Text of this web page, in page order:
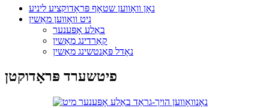
נאָן וואָווען שטאָף פּראָדוקציע ליניע
ניט וואָווען מאַשין
באַלע אָפּענער
קאַרדינג מאַשין
נאָדל פּאַנטשינג מאַשין
פיטשערד פּראָדוקטן